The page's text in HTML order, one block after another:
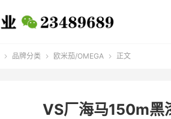
 品牌分类  欧米茄/OMEGA  正文
VS厂海马150m黑